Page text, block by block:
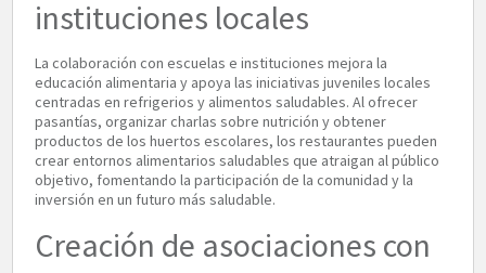
instituciones locales
La colaboración con escuelas e instituciones mejora la
educación alimentaria y apoya las iniciativas juveniles locales
centradas en refrigerios y alimentos saludables. Al ofrecer
pasantías, organizar charlas sobre nutrición y obtener
productos de los huertos escolares, los restaurantes pueden
crear entornos alimentarios saludables que atraigan al público
objetivo, fomentando la participación de la comunidad y la
inversión en un futuro más saludable.
Creación de asociaciones con